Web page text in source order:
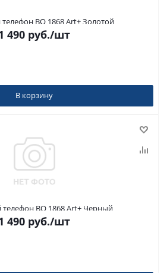
BQ 1868 Art+ Золотой
490 руб./шт
В корзину
BQ 1868 Art+ Черный
490 руб./шт